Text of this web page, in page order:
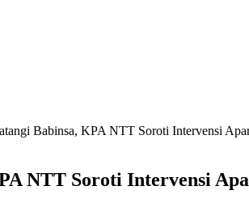
Babinsa, KPA NTT Soroti Intervensi
NTT Soroti Intervensi